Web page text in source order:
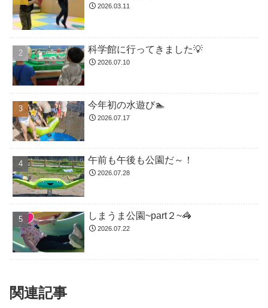
2026.03.11
科学館に行ってきました💡
2026.07.10
今年初の水遊び🏊
2026.07.17
午前も午後も公園だ～！
2026.07.28
しまうま公園~part２~🦓
2026.07.22
関連記事